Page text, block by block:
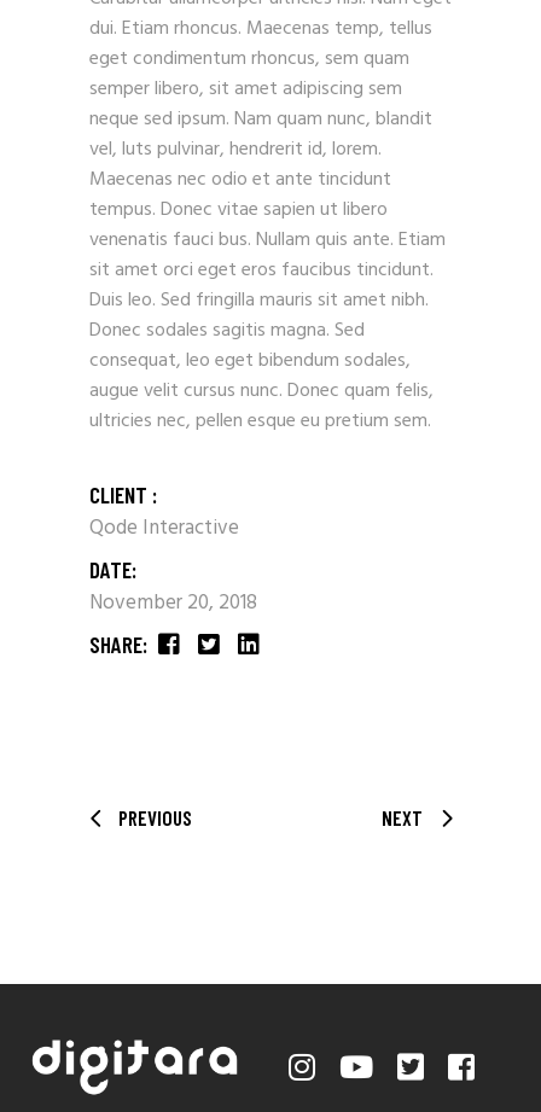
dui. Etiam rhoncus. Maecenas temp, tellus
eget condimentum rhoncus, sem quam
semper libero, sit amet adipiscing sem
neque sed ipsum. Nam quam nunc, blandit
vel, luts pulvinar, hendrerit id, lorem.
Maecenas nec odio et ante tincidunt
tempus. Donec vitae sapien ut libero
venenatis fauci bus. Nullam quis ante. Etiam
sit amet orci eget eros faucibus tincidunt.
Duis leo. Sed fringilla mauris sit amet nibh.
Donec sodales sagitis magna. Sed
consequat, leo eget bibendum sodales,
augue velit cursus nunc. Donec quam felis,
ultricies nec, pellen esque eu pretium sem.
CLIENT :
Qode Interactive
DATE:
November 20, 2018
SHARE:
PREVIOUS NEXT